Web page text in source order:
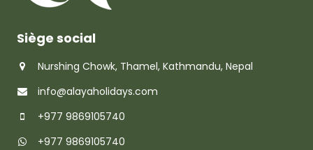
Siège social
Nurshing Chowk, Thamel, Kathmandu, Nepal
info@alayaholidays.com
+977 9869105740
+977 9869105740